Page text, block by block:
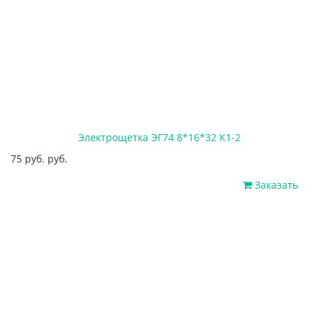
Электрощетка ЭГ74 8*16*32 К1-2
75 руб. руб.
Заказать